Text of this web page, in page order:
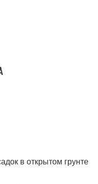
в открытом грунте